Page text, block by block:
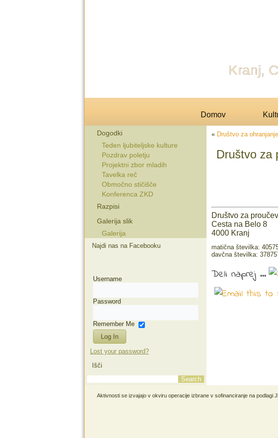
Kranj,
Domov
Dogodki
Teden ljubiteljske kulture
Pozdrav poletju
Projektni zbor mladih
Tavelka reč
Območno stičišče
Konferenca ZKD
Razpisi
Galerija slik
Galerija
Najdi nas na Facebooku
Username
Password
Remember Me
Lost your password?
Išči
« Društvo za
Društvo za
Društvo za
Cesta na Belo 8
4000 Kranj
matična številka:
davčna številka:
Deli naprej ...
Aktivnosti se izvajajo v okviru operacije izbrane v sofinanciranje na